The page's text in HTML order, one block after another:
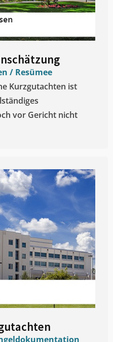
/ Resümee
Kurzgutachten ist
vor Gericht nicht